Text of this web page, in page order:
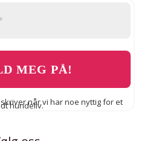
når vi har noe nyttig for et
hundeliv.